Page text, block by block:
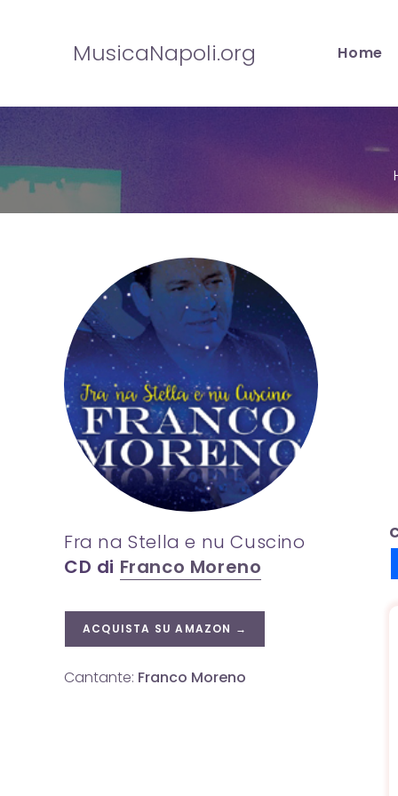
MusicaNapoli.org Home
Fra na Stella e nu Cuscino
CD di Franco Moreno
ACQUISTA SU AMAZON →
Cantante: Franco Moreno